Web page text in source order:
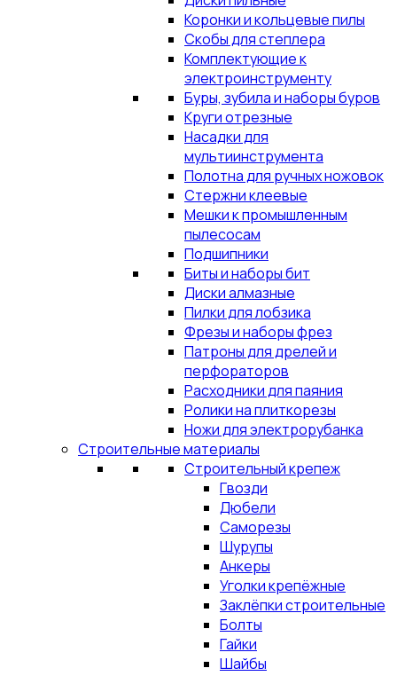
Коронки и кольцевые пилы
Скобы для степлера
Комплектующие к
электроинструменту
Буры, зубила и наборы буров
Круги отрезные
Насадки для
мультиинструмента
Полотна для ручных ножовок
Стержни клеевые
Мешки к промышленным
пылесосам
Подшипники
Биты и наборы бит
Диски алмазные
Пилки для лобзика
Фрезы и наборы фрез
Патроны для дрелей и
перфораторов
Расходники для паяния
Ролики на плиткорезы
Ножи для электрорубанка
Строительные материалы
Строительный крепеж
Гвозди
Дюбели
Саморезы
Шурупы
Анкеры
Уголки крепёжные
Заклёпки строительные
Болты
Гайки
Шайбы